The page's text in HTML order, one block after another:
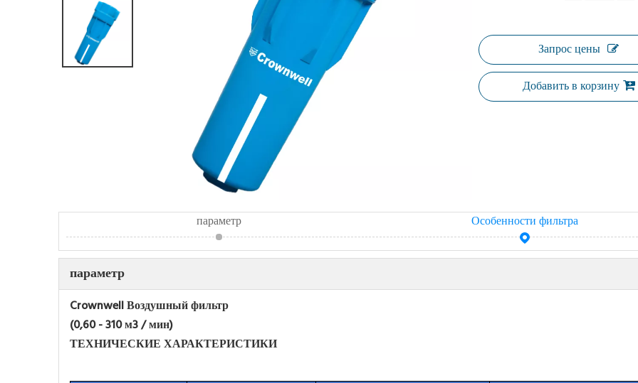
Запрос цены
Добавить в корзину
параметр Особенности фильтра
параметр
Crownwell Воздушный фильтр
(0,60 - 310 м3 / мин)
ТЕХНИЧЕСКИЕ ХАРАКТЕРИСТИКИ